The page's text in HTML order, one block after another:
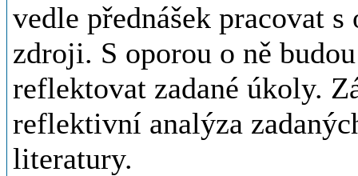
vedle přednášek pracovat
zdroji. S oporou o ně
reflektovat zadané úkoly.
reflektivní analýza
literatury.